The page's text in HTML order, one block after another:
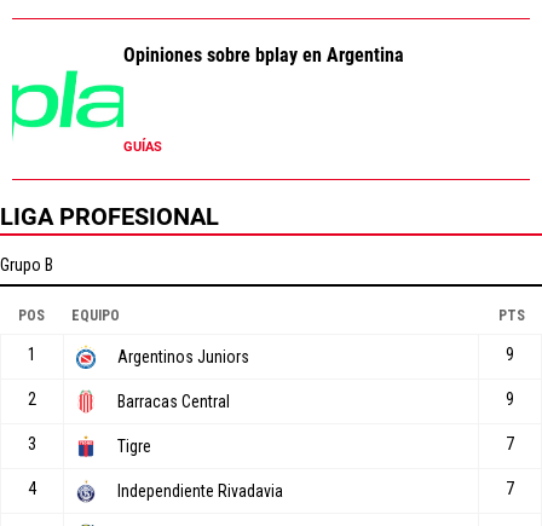
Opiniones sobre bplay en Argentina
GUÍAS
LIGA PROFESIONAL